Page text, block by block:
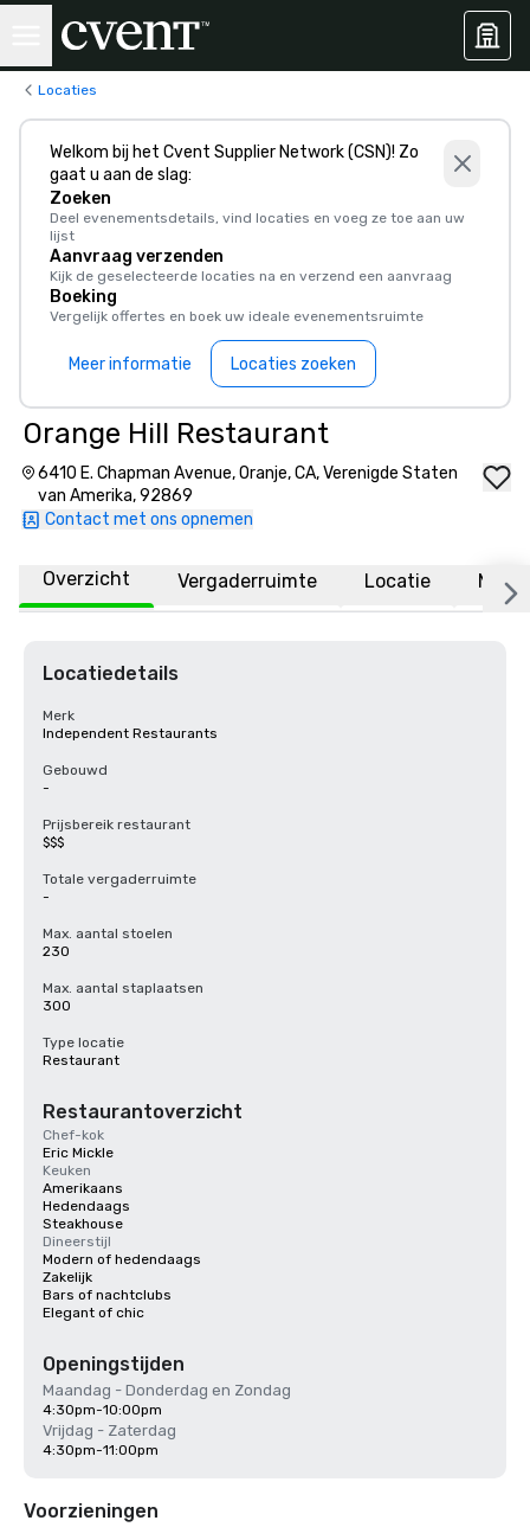
Locaties
Welkom bij het Cvent Supplier Network (CSN)! Zo
gaat u aan de slag:
Zoeken
Deel evenementsdetails, vind locaties en voeg ze toe aan uw
lijst
Aanvraag verzenden
Kijk de geselecteerde locaties na en verzend een aanvraag
Boeking
Vergelijk offertes en boek uw ideale evenementsruimte
Meer informatie Locaties zoeken
Orange Hill Restaurant
6410 E. Chapman Avenue, Oranje, CA, Verenigde Staten
van Amerika, 92869
Contact met ons opnemen
Overzicht Vergaderruimte Locatie Meer
Locatiedetails
Merk
Independent Restaurants
Gebouwd
-
Prijsbereik restaurant
$$$
Totale vergaderruimte
-
Max. aantal stoelen
230
Max. aantal staplaatsen
300
Type locatie
Restaurant
Restaurantoverzicht
Chef-kok
Eric Mickle
Keuken
Amerikaans
Hedendaags
Steakhouse
Dineerstijl
Modern of hedendaags
Zakelijk
Bars of nachtclubs
Elegant of chic
Openingstijden
Maandag - Donderdag en Zondag
4:30pm-10:00pm
Vrijdag - Zaterdag
4:30pm-11:00pm
Voorzieningen